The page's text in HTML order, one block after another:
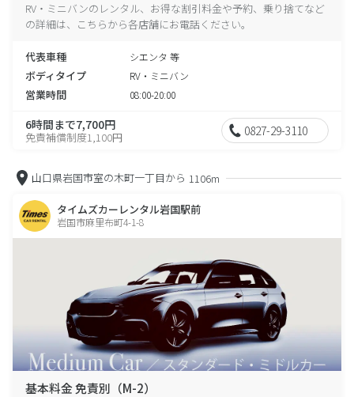
RV・ミニバンのレンタル、お得な割引料金や予約、乗り捨てなど
の詳細は、こちらから各店舗にお電話ください。
代表車種 シエンタ 等
ボディタイプ RV・ミニバン
営業時間 08:00-20:00
6時間まで7,700円
免責補償制度1,100円 0827-29-3110
山口県岩国市室の木町一丁目から 1106m
タイムズカーレンタル岩国駅前
岩国市麻里布町4-1-8
基本料金 免責別（M-2）